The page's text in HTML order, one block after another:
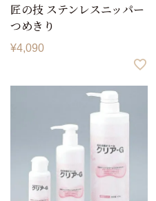
匠の技 ステンレスニッパー
つめきり
¥4,090